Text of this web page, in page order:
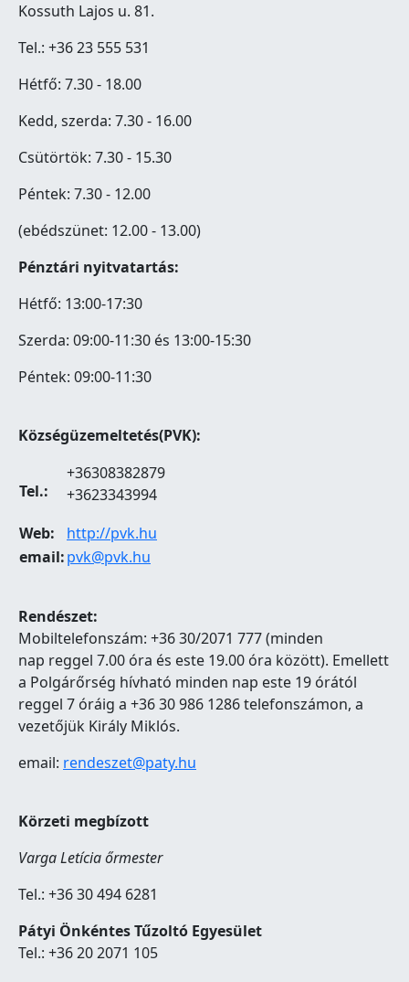
Kossuth Lajos u. 81.
Tel.: +36 23 555 531
Hétfő: 7.30 - 18.00
Kedd, szerda: 7.30 - 16.00
Csütörtök: 7.30 - 15.30
Péntek: 7.30 - 12.00
(ebédszünet: 12.00 - 13.00)
Pénztári nyitvatartás:
Hétfő: 13:00-17:30
Szerda: 09:00-11:30 és 13:00-15:30
Péntek: 09:00-11:30
Községüzemeltetés(PVK):
Tel.:
+36308382879
+3623343994
Web:
http://pvk.hu
email:pvk@pvk.hu
Rendészet:
Mobiltelefonszám: +36 30/2071 777 (minden
nap reggel 7.00 óra és este 19.00 óra között). Emellett
a Polgárőrség hívható minden nap este 19 órától
reggel 7 óráig a +36 30 986 1286 telefonszámon, a
vezetőjük Király Miklós.
email: rendeszet@paty.hu
Körzeti megbízott
Varga Letícia őrmester
Tel.: +36 30 494 6281
Pátyi Önkéntes Tűzoltó Egyesület
Tel.: +36 20 2071 105